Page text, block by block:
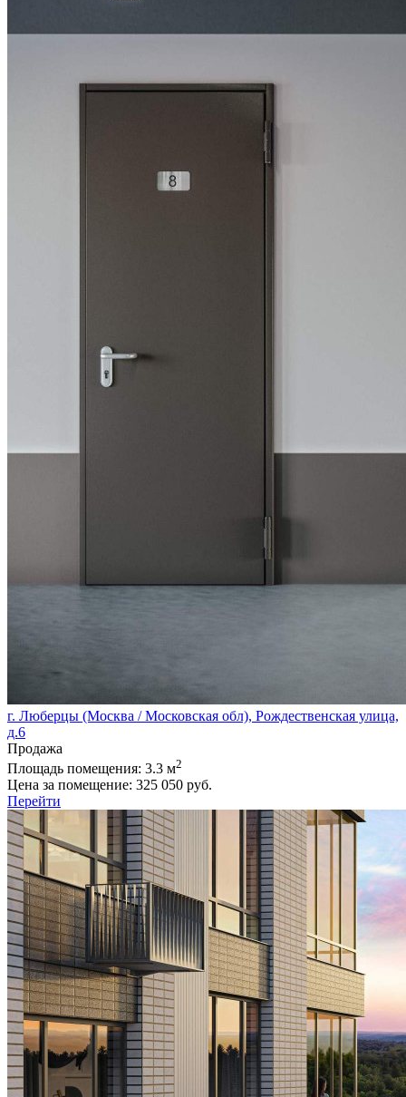
г. Люберцы (Москва / Московская обл), Рождественская улица,
д.6
Продажа
Площадь помещения: 3.3 м2
Цена за помещение: 325 050 руб.
Перейти